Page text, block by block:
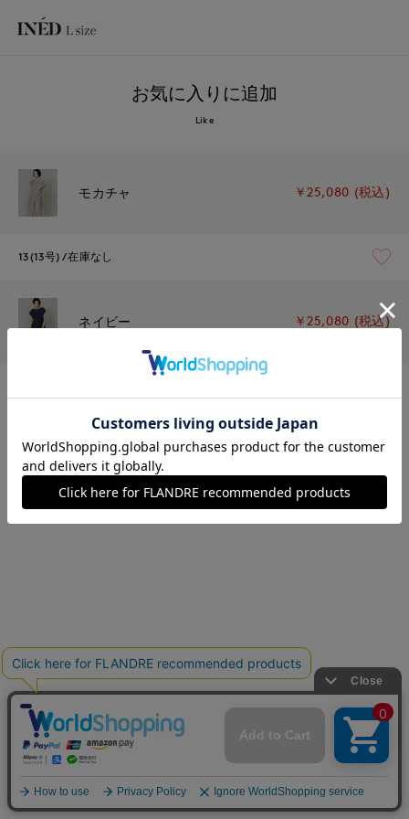
お気に入りに追加
Like
モカチャ ￥25,080 (税込)
13(13号) 在庫なし
ネイビー ￥25,080 (税込)
在庫なし